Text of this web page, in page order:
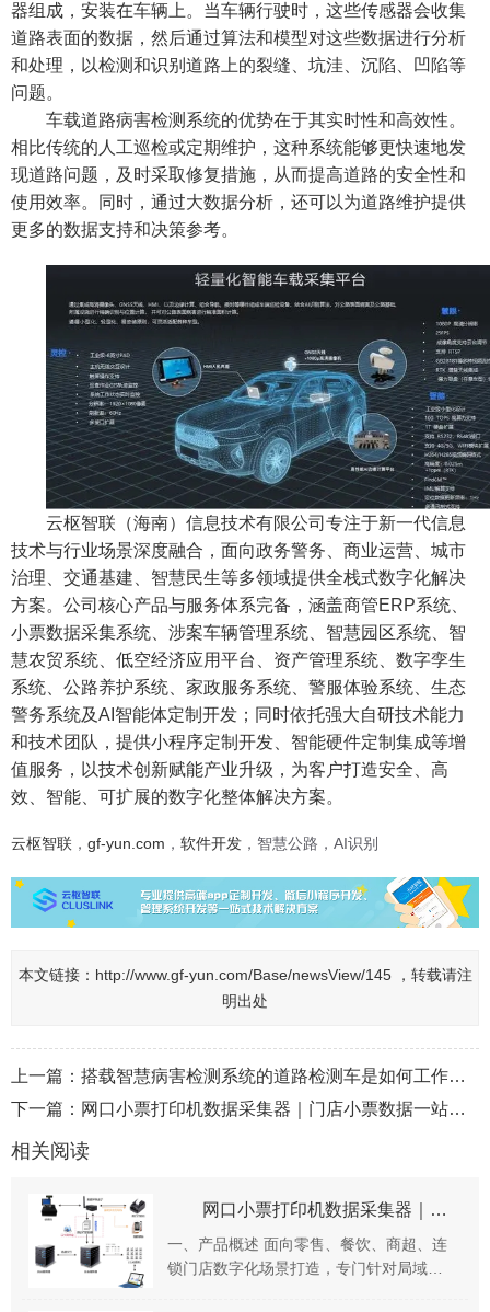
器组成，安装在车辆上。当车辆行驶时，这些传感器会收集
道路表面的数据，然后通过算法和模型对这些数据进行分析
和处理，以检测和识别道路上的裂缝、坑洼、沉陷、凹陷等
问题。
车载道路病害检测系统的优势在于其实时性和高效性。
相比传统的人工巡检或定期维护，这种系统能够更快速地发
现道路问题，及时采取修复措施，从而提高道路的安全性和
使用效率。同时，通过大数据分析，还可以为道路维护提供
更多的数据支持和决策参考。
云枢智联（海南）信息技术有限公司 专注于新一代信息
技术与行业场景深度融合，面向政务警务、商业运营、城市
治理、交通基建、智慧民生等多领域提供全栈式数字化解决
方案。公司核心产品与服务体系完备，涵盖商管ERP系统、
小票数据采集系统、涉案车辆管理系统、智慧园区系统、智
慧农贸系统、低空经济应用平台、资产管理系统、数字孪生
系统、公路养护系统、家政服务系统、警服体验系统、生态
警务系统及AI智能体定制开发；同时依托强大自研技术能力
和技术团队，提供小程序定制开发、智能硬件定制集成等增
值服务，以技术创新赋能产业升级，为客户打造安全、高
效、智能、可扩展的数字化整体解决方案。
云枢智联 ， gf-yun.com ， 软件开发 ，智慧公路，AI识别
本文链接： http://www.gf-yun.com/Base/newsView/145 ，转载请注
明出处
上一篇： 搭载智慧病害检测系统的道路检测车是如何工作的？
下一篇： 网口小票打印机数据采集器｜门店小票数据一站式采集终端
相关阅读
网口小票打印机数据采集器｜门店小票数据一站式采集终端
一、产品概述 面向零售、餐饮、商超、连
锁门店数字化场景打造，专门针对局域网